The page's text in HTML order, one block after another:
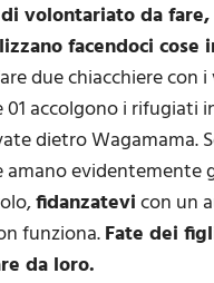
volontariato da
facendoci cose
due chiacchiere con
01 accolgono i rifugiati
dietro Wagamama.
amano evidentemente
fidanzatevicon un
funziona.Fate dei
da loro.